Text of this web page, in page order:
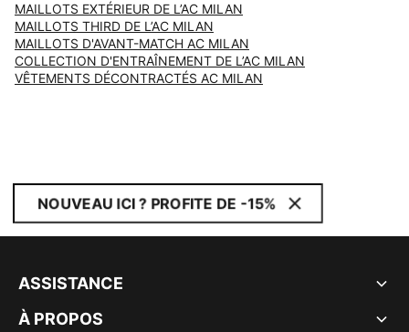
MAILLOTS EXTÉRIEUR DE L’AC MILAN
MAILLOTS THIRD DE L’AC MILAN
MAILLOTS D'AVANT-MATCH AC MILAN
COLLECTION D'ENTRAÎNEMENT DE L’AC MILAN
VÊTEMENTS DÉCONTRACTÉS AC MILAN
NOUVEAU ICI ? PROFITE DE -15%
ASSISTANCE
À PROPOS